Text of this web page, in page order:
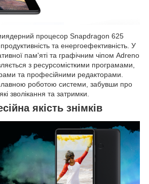
процесор Snapdragon 625
та енергоефективність. У
пам'яті та графічним чіпом Adreno
з ресурсомісткими програмами,
та професійними редакторами.
роботою системи, забувши про
зволікання та затримки.
якість знімків